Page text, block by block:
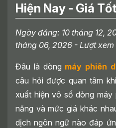
Hiện Nay - Giá
Ngày đăng: 10 tháng 12,
tháng 06, 2026 - Lượt xem
Đâu là dòng máy phiên
câu hỏi được quan tâm
xuất hiện vô số dòng máy
năng và mức giá khác
dịch ngôn ngữ nào đáp